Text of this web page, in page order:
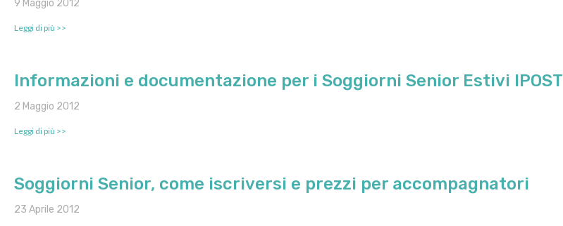
9 Maggio 2012
Leggi di più >>
Informazioni e documentazione per i Soggiorni Senior Estivi IPOST
2 Maggio 2012
Leggi di più >>
Soggiorni Senior, come iscriversi e prezzi per accompagnatori
23 Aprile 2012